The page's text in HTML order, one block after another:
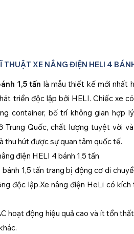
THUẬT XE NÂNG ĐIỆN HELI 4
1,5 tấn là mẫu thiết kế mới nhất
triển độc lập bởi HELI. Chiếc xe
container, bố trí không gian hợp
Trung Quốc, chất lượng tuyệt vời
thu hút được sự quan tâm quốc tế.
điện HELI 4 bánh 1,5 tấn
1,5 tấn trang bị động cơ di
độc lập.Xe nâng điện HeLi có
hoạt động hiệu quả cao và ít tổn